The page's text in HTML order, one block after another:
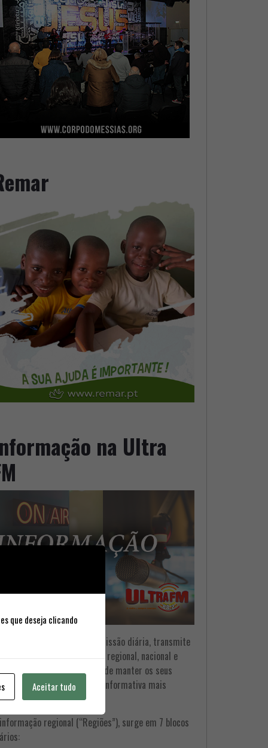
na Ultra
FM, ao longo da sua emissão diária, transmite
informativos de âmbito regional, nacional e
com o objectivo de manter os seus
a par da actualidade informativa mais
regional (“Regiões”), surge em 7 blocos
que deseja clicando
Aceitar tudo